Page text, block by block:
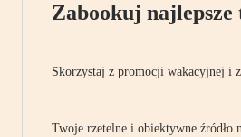
Zabookuj najlepsze
Skorzystaj z promocji wakacyjnej i
Twoje rzetelne i obiektywne źródło